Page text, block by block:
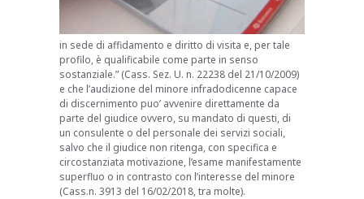
in sede di affidamento e diritto di visita e, per tale
profilo, è qualificabile come parte in senso
sostanziale.” (Cass. Sez. U. n. 22238 del 21/10/2009)
e che l’audizione del minore infradodicenne capace
di discernimento puo’ avvenire direttamente da
parte del giudice ovvero, su mandato di questi, di
un consulente o del personale dei servizi sociali,
salvo che il giudice non ritenga, con specifica e
circostanziata motivazione, l’esame manifestamente
superfluo o in contrasto con l’interesse del minore
(Cass.n. 3913 del 16/02/2018, tra molte).